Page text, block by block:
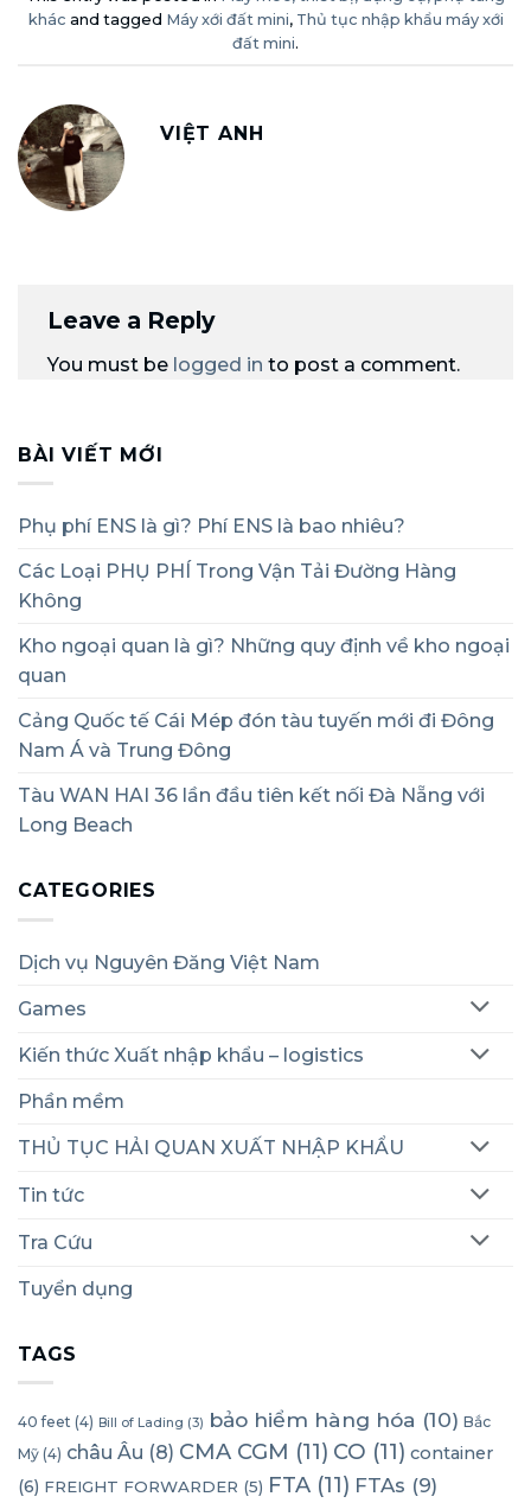
khác and tagged Máy xới đất mini, Thủ tục nhập khẩu máy xới
đất mini.
VIỆT ANH
Leave a Reply
You must be logged in to post a comment.
BÀI VIẾT MỚI
Phụ phí ENS là gì? Phí ENS là bao nhiêu?
Các Loại PHỤ PHÍ Trong Vận Tải Đường Hàng
Không
Kho ngoại quan là gì? Những quy định về kho ngoại
quan
Cảng Quốc tế Cái Mép đón tàu tuyến mới đi Đông
Nam Á và Trung Đông
Tàu WAN HAI 36 lần đầu tiên kết nối Đà Nẵng với
Long Beach
CATEGORIES
Dịch vụ Nguyên Đăng Việt Nam
Games
Kiến thức Xuất nhập khẩu – logistics
Phần mềm
THỦ TỤC HẢI QUAN XUẤT NHẬP KHẨU
Tin tức
Tra Cứu
Tuyển dụng
TAGS
40 feet (4) Bill of Lading (3) bảo hiểm hàng hóa (10) Bắc
Mỹ (4) châu Âu (8) CMA CGM (11) CO (11) container
(6) FREIGHT FORWARDER (5) FTA (11) FTAs (9)